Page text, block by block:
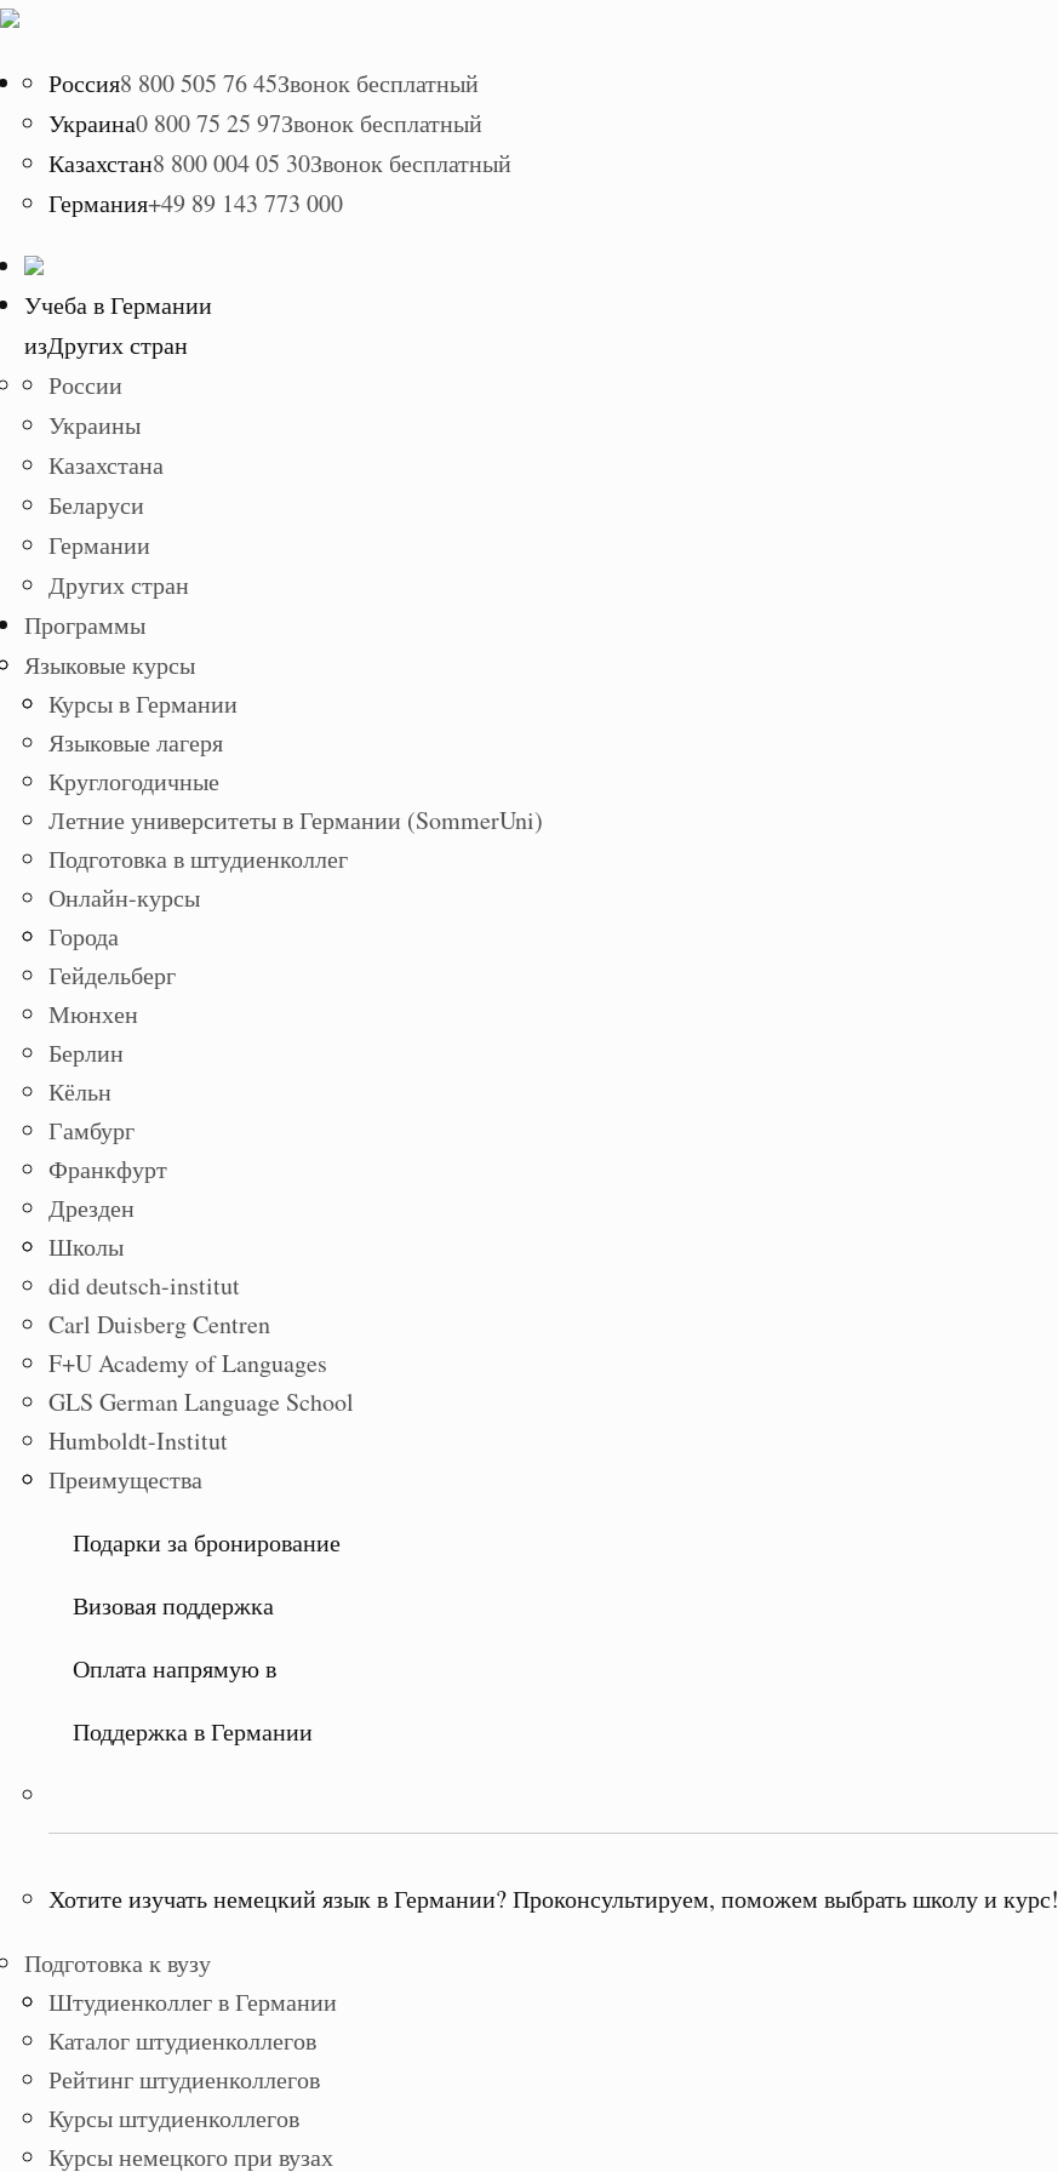
Россия8 800 505 76 45Звонок бесплатный
Украина0 800 75 25 97Звонок бесплатный
Казахстан8 800 004 05 30Звонок бесплатный
Германия+49 89 143 773 000
Учеба в Германии
изДругих стран
России
Украины
Казахстана
Беларуси
Германии
Других стран
Программы
Языковые курсы
Курсы в Германии
Языковые лагеря
Круглогодичные
Летние университеты в Германии (SommerUni)
Подготовка в штудиенколлег
Онлайн-курсы
Города
Гейдельберг
Мюнхен
Берлин
Кёльн
Гамбург
Франкфурт
Дрезден
Школы
did deutsch-institut
Carl Duisberg Centren
F+U Academy of Languages
GLS German Language School
Humboldt-Institut
Преимущества
Подарки за бронирование
Визовая поддержка
Оплата напрямую в
Поддержка в Германии
Хотите изучать немецкий язык в Германии? Проконсультируем, поможем выбрать школу и курс!
Подготовка к вузу
Штудиенколлег в Германии
Каталог штудиенколлегов
Рейтинг штудиенколлегов
Курсы штудиенколлегов
Курсы немецкого при вузах